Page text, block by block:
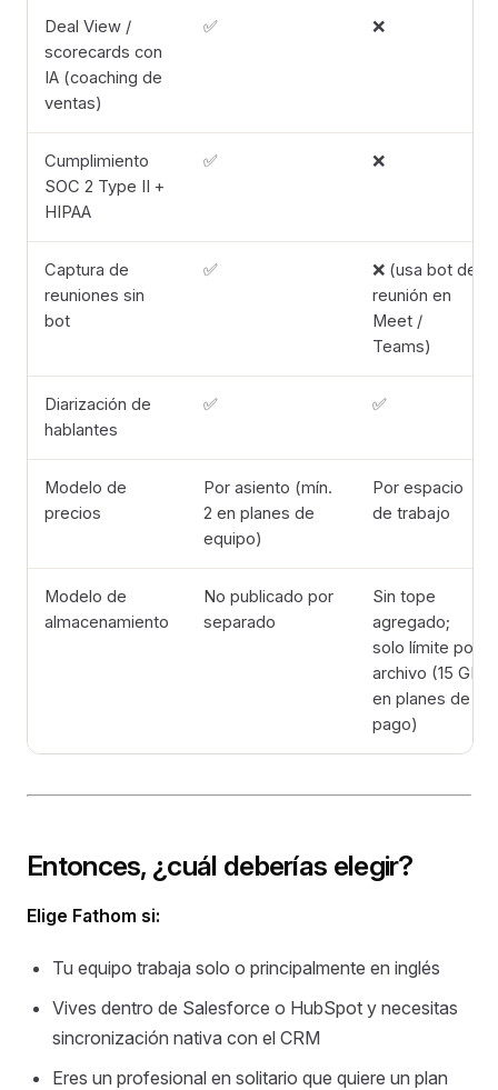
Deal View /
scorecards con
IA (coaching de
ventas)
✅ ❌
Cumplimiento
SOC 2 Type II +
HIPAA
✅ ❌
Captura de
reuniones sin
bot
✅
❌ (usa bot de
reunión en
Meet /
Teams)
Diarización de
hablantes
✅ ✅
Modelo de
precios
Por asiento (mín.
2 en planes de
equipo)
Por espacio
de trabajo
Modelo de
almacenamiento
No publicado por
separado
Sin tope
agregado;
solo límite por
archivo (15 GB
en planes de
pago)
Entonces, ¿cuál deberías elegir?
Elige Fathom si:
Tu equipo trabaja solo o principalmente en inglés
Vives dentro de Salesforce o HubSpot y necesitas
sincronización nativa con el CRM
Eres un profesional en solitario que quiere un plan